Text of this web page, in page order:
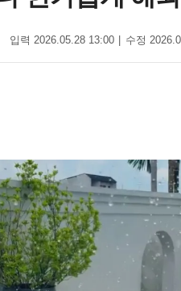
입력 2026.05.28 13:00 수정